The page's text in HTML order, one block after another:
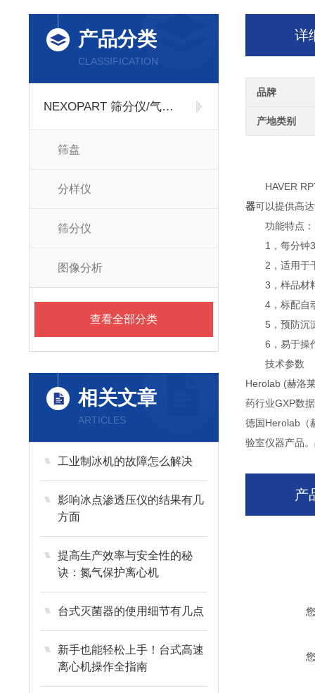
产品分类
CLASSIFICATION
NEXOPART 筛分仪/气流筛
筛盘
分样仪
筛分仪
图像分析
查看全部分类
相关文章
ARTICLES
工业制冰机的故障怎么解决
影响冰点渗透压仪的结果有几
方面
提高生产效率与安全性的秘
诀：氮气保护离心机
台式灭菌器的使用细节有几点
新手也能轻松上手！台式高速
离心机操作全指南
详
品牌
产地类别
HAVER
器可以提供高
功能特点：
1，每分钟
2，适用于干
3，样品材
4，标配自
5，预防沉
6，易于操
技术参数
Herolab (赫洛
药行业GXP数
德国Herolab（
验室仪器产品
产